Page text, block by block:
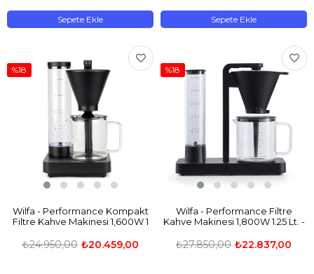
Sepete Ekle Sepete Ekle
Wilfa - Performance Kompakt
Filtre Kahve Makinesi 1,600W 1
₺20.459,00
₺24.950,00
%18
Wilfa - Performance Filtre
Kahve Makinesi 1,800W 1.25 Lt. -
₺22.837,00
₺27.850,00
%18